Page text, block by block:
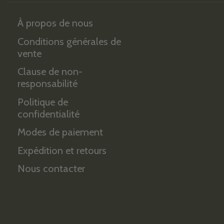
À propos de nous
Conditions générales de
vente
Clause de non-
responsabilité
Politique de
confidentialité
Modes de paiement
Expédition et retours
Nous contacter